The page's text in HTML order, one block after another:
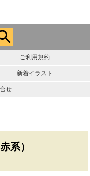
ご利用規約
新着イラスト
せ
系）